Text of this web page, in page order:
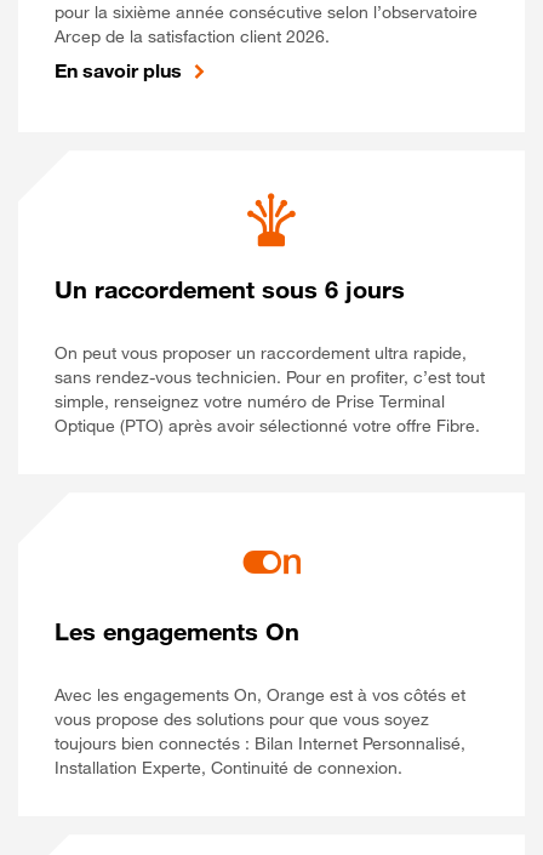
pour la sixième année consécutive selon l’observatoire
Arcep de la satisfaction client 2026.
En savoir plus
Un raccordement sous 6 jours
On peut vous proposer un raccordement ultra rapide,
sans rendez-vous technicien. Pour en profiter, c’est tout
simple, renseignez votre numéro de Prise Terminal
Optique (PTO) après avoir sélectionné votre offre Fibre.
Les engagements On
Avec les engagements On, Orange est à vos côtés et
vous propose des solutions pour que vous soyez
toujours bien connectés : Bilan Internet Personnalisé,
Installation Experte, Continuité de connexion.